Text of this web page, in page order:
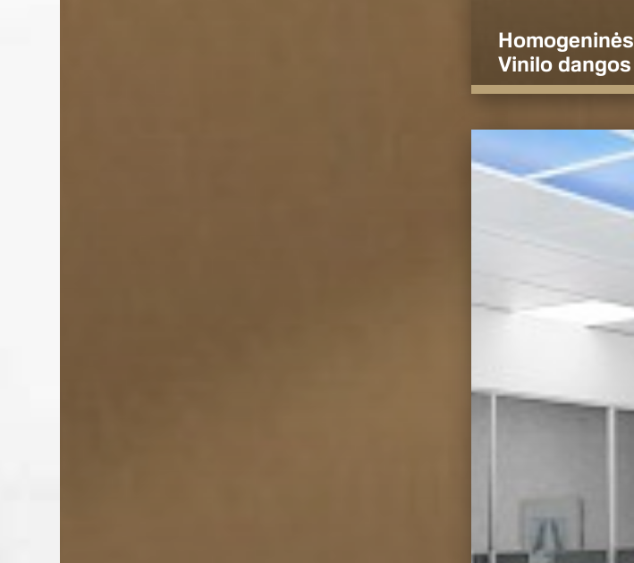
Homogeninės
Vinilo dangos